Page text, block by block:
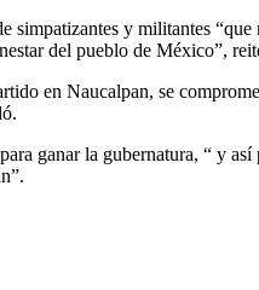
y militantes
del pueblo de México”,
en Naucalpan, se
ganar la gubernatura, “ y